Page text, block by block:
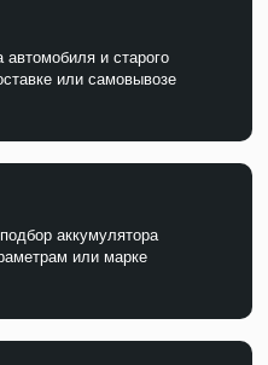
автомобиля и старого
или самовывозе
аккумулятора
или марке